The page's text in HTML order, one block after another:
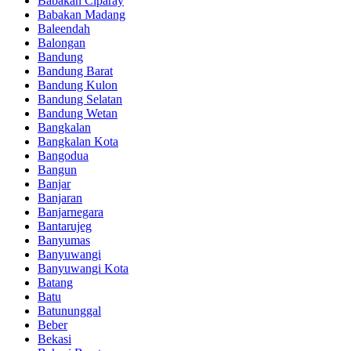
Babakan Madang
Baleendah
Balongan
Bandung
Bandung Barat
Bandung Kulon
Bandung Selatan
Bandung Wetan
Bangkalan
Bangkalan Kota
Bangodua
Bangun
Banjar
Banjaran
Banjarnegara
Bantarujeg
Banyumas
Banyuwangi
Banyuwangi Kota
Batang
Batu
Batununggal
Beber
Bekasi